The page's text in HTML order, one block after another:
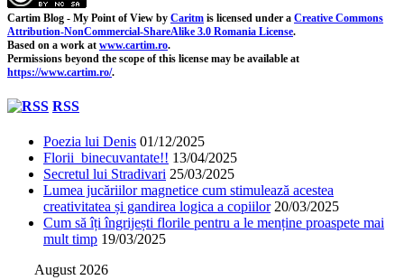
Cartim Blog - My Point of View by Caritm is licensed under a Creative Commons
Attribution-NonCommercial-ShareAlike 3.0 Romania License.
Based on a work at www.cartim.ro.
Permissions beyond the scope of this license may be available at
https://www.cartim.ro/.
RSS
Poezia lui Denis 01/12/2025
Florii binecuvantate!! 13/04/2025
Secretul lui Stradivari 25/03/2025
Lumea jucăriilor magnetice cum stimulează acestea
creativitatea și gandirea logica a copiilor 20/03/2025
Cum să îți îngrijești florile pentru a le menține proaspete mai
mult timp 19/03/2025
August 2026